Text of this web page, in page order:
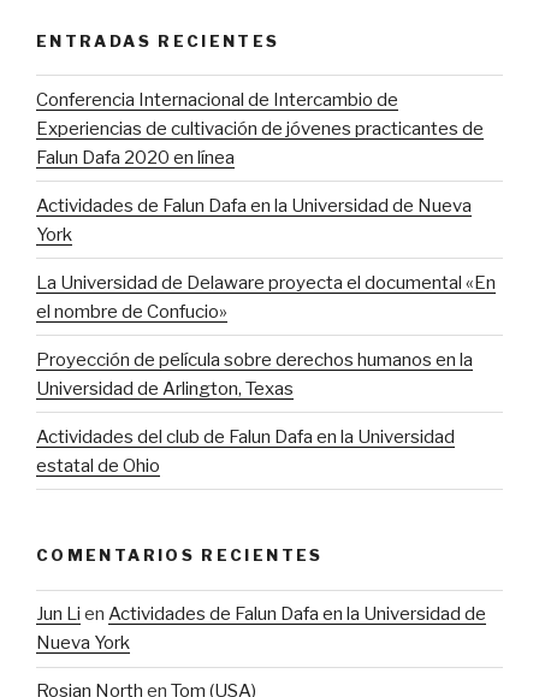
ENTRADAS RECIENTES
​Conferencia Internacional de Intercambio de
Experiencias de cultivación de jóvenes practicantes de
Falun Dafa 2020 en línea
Actividades de Falun Dafa en la Universidad de Nueva
York
La Universidad de Delaware proyecta el documental «En
el nombre de Confucio»
Proyección de película sobre derechos humanos en la
Universidad de Arlington, Texas
Actividades del club de Falun Dafa en la Universidad
estatal de Ohio
COMENTARIOS RECIENTES
Jun Li en Actividades de Falun Dafa en la Universidad de
Nueva York
Rosian North en Tom (USA)